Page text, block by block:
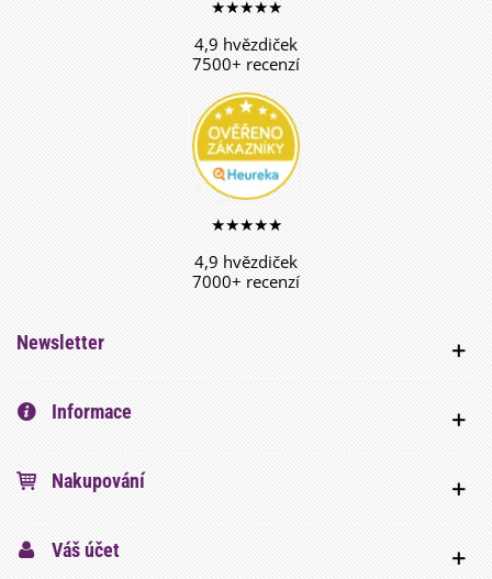
★★★★★
4,9 hvězdiček
7500+ recenzí
★★★★★
4,9 hvězdiček
7000+ recenzí
Newsletter
Informace
Nakupování
Váš účet